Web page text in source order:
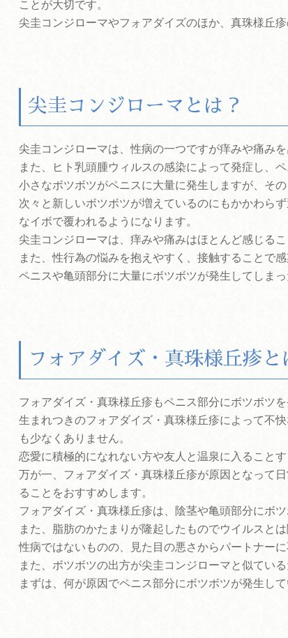
ことが大切です。
尖圭コンジローマやフォアダイズのほか、真珠様丘
尖圭コンジローマとは？
尖圭コンジローマは、性病の一つですが痒みや痛み
また、ヒト乳頭腫ウィルスの感染によって発症し、
小さなボツボツがペニスに大量に発生しますが、そ
次々と新しいボツボツが増えているのにもかかわら
なイボで覆われるようになります。
尖圭コンジローマは、痒みや痛みはほとんど感じる
また、性行為の悩みを抱えやすく、接触することで
ペニスや亀頭部分に大量にボツボツが発生してしま
フォアダイズ・真珠様丘疹と
フォアダイズ・真珠様丘疹もペニス部分にボツボツを
生まれつきのフォアダイズ・真珠様丘疹によって不
も少なくありません。
恋愛に積極的になれない方や友人と温泉に入ること
万が一、フォアダイズ・真珠様丘疹が原因となって
ることをおすすめします。
フォアダイズ・真珠様丘疹は、陰茎や亀頭部分にボ
また、脂肪のかたまりが隆起したものでウイルスとは
性病ではないものの、見た目の悪さからパートナー
また、ボツボツの出方が尖圭コンジローマと似てい
まずは、何が原因でペニス部分にボツボツが発生し